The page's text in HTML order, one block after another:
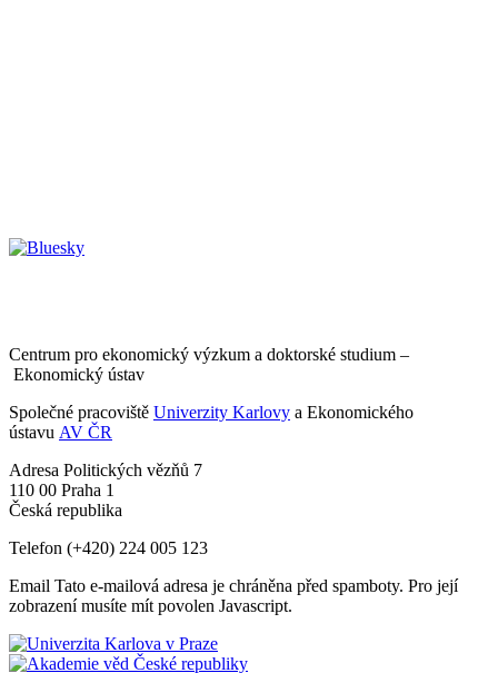
Centrum pro ekonomický výzkum a doktorské studium –
Ekonomický ústav
Společné pracoviště Univerzity Karlovy a Ekonomického
ústavu AV ČR
Adresa Politických vězňů 7
110 00 Praha 1
Česká republika
Telefon (+420) 224 005 123
Email Tato e-mailová adresa je chráněna před spamboty. Pro její
zobrazení musíte mít povolen Javascript.